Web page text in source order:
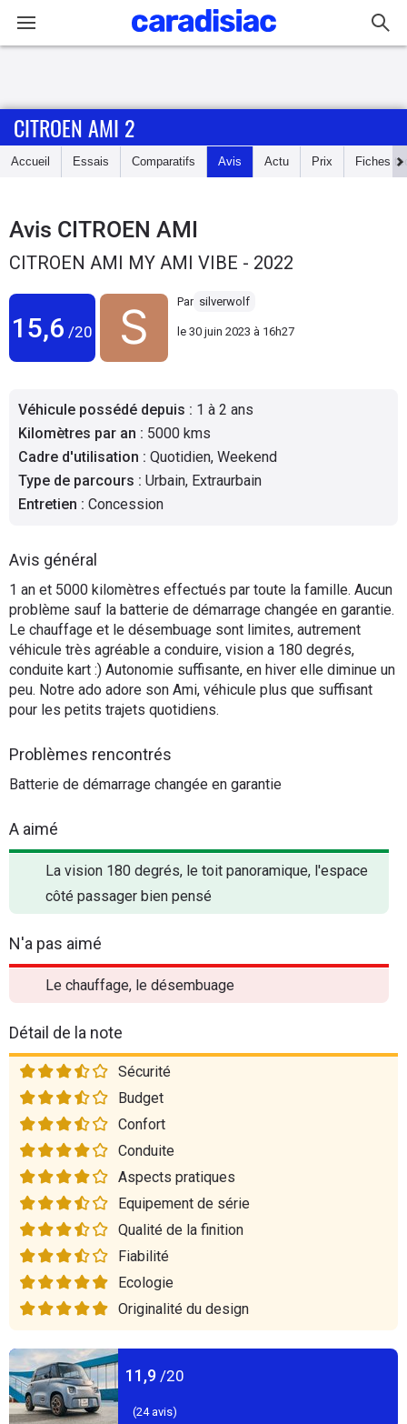
Accueil
Essais
Guide
Electriques
Flottes
Auto
Services
Moto
Marques
CITROEN AMI 2
Accueil Essais Comparatifs Avis Actu Prix Fiches
Avis CITROEN AMI
CITROEN AMI MY AMI VIBE - 2022
15,6 /20
Par silverwolf
le 30 juin 2023 à 16h27
Véhicule possédé depuis : 1 à 2 ans
Kilomètres par an : 5000 kms
Cadre d'utilisation : Quotidien, Weekend
Type de parcours : Urbain, Extraurbain
Entretien : Concession
Avis général
1 an et 5000 kilomètres effectués par toute la famille. Aucun
problème sauf la batterie de démarrage changée en garantie.
Le chauffage et le désembuage sont limites, autrement
véhicule très agréable a conduire, vision a 180 degrés,
conduite kart :) Autonomie suffisante, en hiver elle diminue un
peu. Notre ado adore son Ami, véhicule plus que suffisant
pour les petits trajets quotidiens.
Problèmes rencontrés
Batterie de démarrage changée en garantie
A aimé
La vision 180 degrés, le toit panoramique, l'espace
côté passager bien pensé
N'a pas aimé
Le chauffage, le désembuage
Détail de la note
Sécurité
Budget
Confort
Conduite
Aspects pratiques
Equipement de série
Qualité de la finition
Fiabilité
Ecologie
Originalité du design
11,9 /20
(24avis)